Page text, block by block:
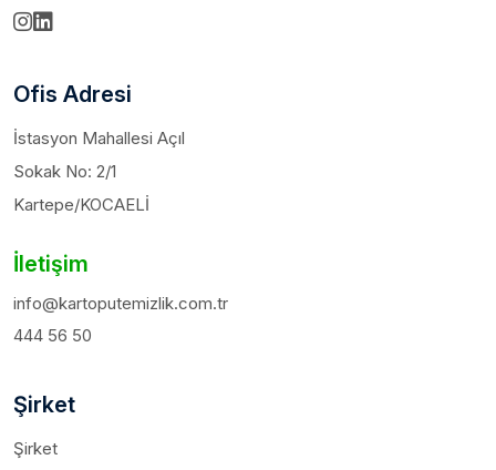
Ofis Adresi
İstasyon Mahallesi Açıl
Sokak No: 2/1
Kartepe/KOCAELİ
İletişim
info@kartoputemizlik.com.tr
444 56 50
Şirket
Şirket